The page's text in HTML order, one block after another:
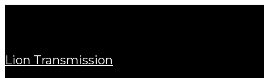
Lion Transmission